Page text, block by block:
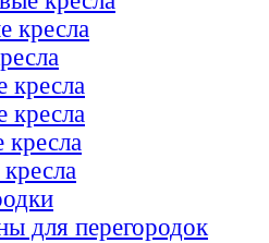
кресла
кресла
кресла
кресла
для перегородок